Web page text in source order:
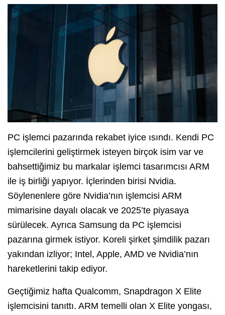
PC işlemci pazarında rekabet iyice ısındı. Kendi PC
işlemcilerini geliştirmek isteyen birçok isim var ve
bahsettiğimiz bu markalar işlemci tasarımcısı ARM
ile iş birliği yapıyor. İçlerinden birisi Nvidia.
Söylenenlere göre Nvidia’nın işlemcisi ARM
mimarisine dayalı olacak ve 2025’te piyasaya
sürülecek. Ayrıca Samsung da PC işlemcisi
pazarına girmek istiyor. Koreli şirket şimdilik pazarı
yakından izliyor; Intel, Apple, AMD ve Nvidia’nın
hareketlerini takip ediyor.
Geçtiğimiz hafta Qualcomm, Snapdragon X Elite
işlemcisini tanıttı. ARM temelli olan X Elite yongası,